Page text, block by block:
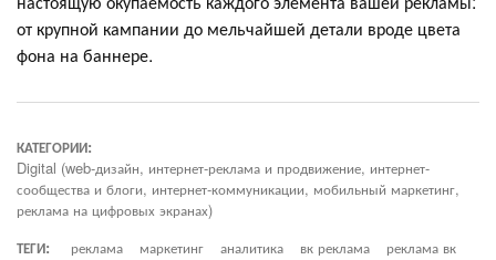
от крупной кампании до мельчайшей детали вроде цвета
фона на баннере.
КАТЕГОРИИ:
Digital (web-дизайн, интернет-реклама и продвижение, интернет-
сообщества и блоги, интернет-коммуникации, мобильный маркетинг,
реклама на цифровых экранах)
ТЕГИ:
реклама маркетинг аналитика вк реклама реклама вк